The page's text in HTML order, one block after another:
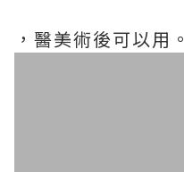
，醫美術後可以用。